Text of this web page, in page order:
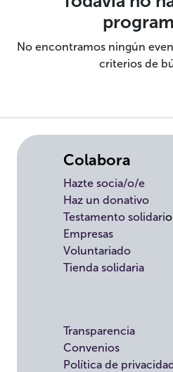
No encontramos ningún
criterios de
Transparencia
Convenios
Política de
Colabora
Hazte socia/o/e
Haz un donativo
Testamento solidario
Empresas
Voluntariado
Tienda solidaria